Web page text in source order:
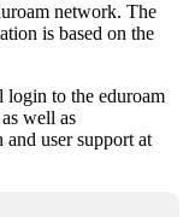
network. The
is based on the
login to the eduroam
well as
user support at